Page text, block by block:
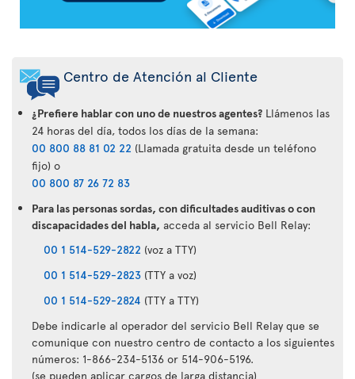
Centro de Atención al Cliente
¿Prefiere hablar con uno de nuestros agentes? Llámenos las
24 horas del día, todos los días de la semana:
00 800 88 81 02 22 (Llamada gratuita desde un teléfono
fijo) o
00 800 87 26 72 83
Para las personas sordas, con dificultades auditivas o con
discapacidades del habla, acceda al servicio Bell Relay:
00 1 514-529-2822 (voz a TTY)
00 1 514-529-2823 (TTY a voz)
00 1 514-529-2824 (TTY a TTY)
Debe indicarle al operador del servicio Bell Relay que se
comunique con nuestro centro de contacto a los siguientes
números: 1-866-234-5136 or 514-906-5196.
(se pueden aplicar cargos de larga distancia)